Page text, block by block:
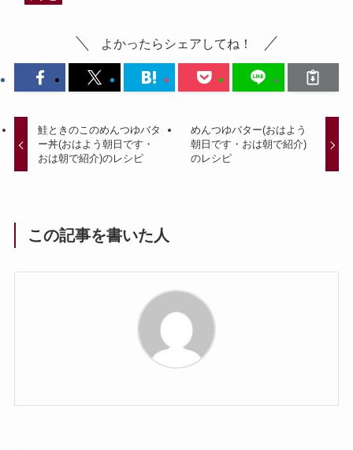
よかったらシェアしてね！
鮭ときのこのめんつゆバタ
ー丼(おはよう朝日です・
おは朝で紹介)のレシピ
めんつゆバター(おはよう
朝日です・おは朝で紹介)
のレシピ
この記事を書いた人